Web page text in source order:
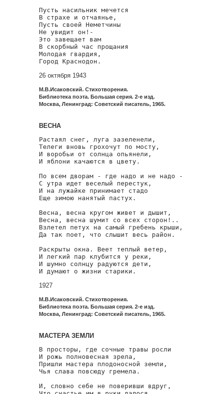
Пусть насильник мечется
В страхе и отчаянье,
Пусть своей Неметчины
Не увидит он!-
Это завещает вам
В скорбный час прощания
Молодая гвардия,
Город Краснодон.
26 октября 1943
М.В.Исаковский. Стихотворения.
Библиотека поэта. Большая серия. 2-е изд.
Москва, Ленинград: Советский писатель, 1965.
ВЕСНА
Растаял снег, луга зазеленели,
Телеги вновь грохочут по мосту,
И воробьи от солнца опьянели,
И яблони качаются в цвету.
По всем дворам - где надо и не надо -
С утра идет веселый перестук,
И на лужайке принимает стадо
Еще зимою нанятый пастух.
Весна, весна кругом живет и дышит,
Весна, весна шумит со всех сторон!..
Взлетел петух на самый гребень крыши,
Да так поет, что слышит весь район.
Раскрыты окна. Веет теплый ветер,
И легкий пар клубится у реки,
И шумно солнцу радуются дети,
И думают о жизни старики.
1927
М.В.Исаковский. Стихотворения.
Библиотека поэта. Большая серия. 2-е изд.
Москва, Ленинград: Советский писатель, 1965.
МАСТЕРА ЗЕМЛИ
В просторы, где сочные травы росли
И рожь полновесная зрела,
Пришли мастера плодоносной земли,
Чья слава повсюду гремела.
И, словно себе не поверивши вдруг,